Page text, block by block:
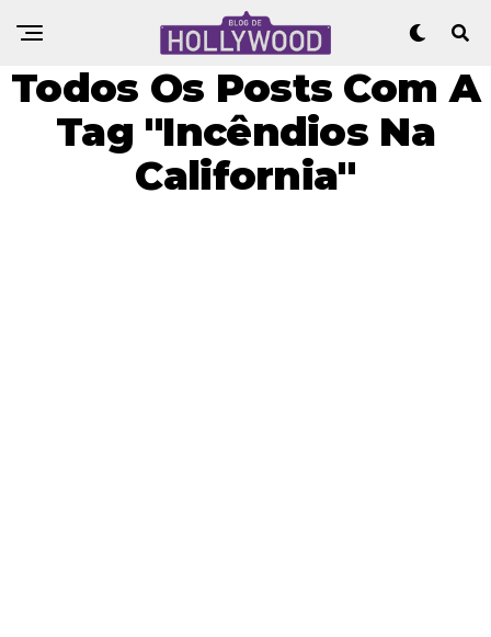
Todos Os Posts Com A
Tag "incêndios Na
California"